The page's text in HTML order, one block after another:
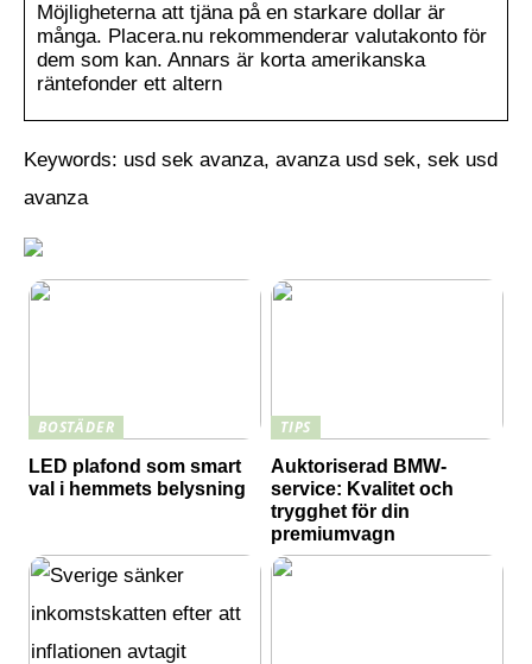
Möjligheterna att tjäna på en starkare dollar är
många. Placera.nu rekommenderar valutakonto för
dem som kan. Annars är korta amerikanska
räntefonder ett altern
Keywords: usd sek avanza, avanza usd sek, sek usd
avanza
BOSTÄDER
LED plafond som smart
val i hemmets belysning
TIPS
Auktoriserad BMW-
service: Kvalitet och
trygghet för din
premiumvagn